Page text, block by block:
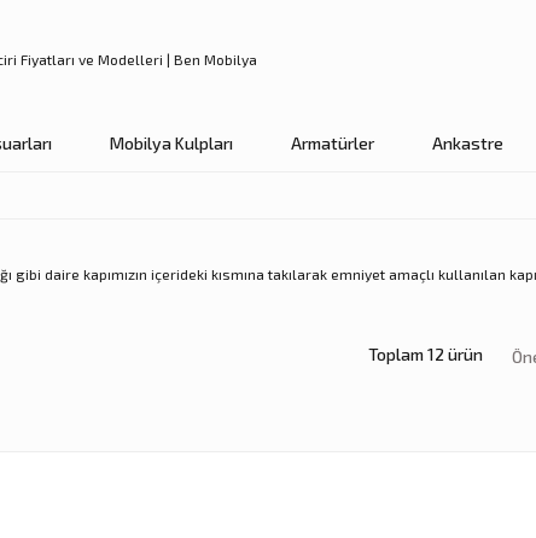
Mobilya Kulpları Armatürler Ankastre
gibi daire kapımızın içerideki kısmına takılarak emniyet amaçlı kullanılan
Toplam 12 ürün